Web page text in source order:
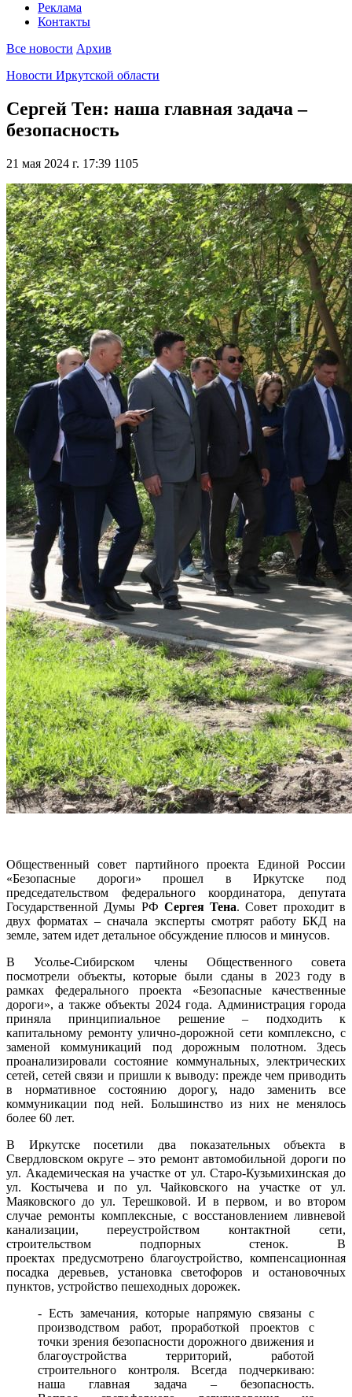
Реклама
Контакты
Все новости Архив
Новости Иркутской области
Сергей Тен: наша главная задача –
безопасность
21 мая 2024 г. 17:39 1105
Общественный совет партийного проекта Единой России
«Безопасные дороги» прошел в Иркутске под
председательством федерального координатора, депутата
Государственной Думы РФ Сергея Тена. Совет проходит в
двух форматах – сначала эксперты смотрят работу БКД на
земле, затем идет детальное обсуждение плюсов и минусов.
В Усолье-Сибирском члены Общественного совета
посмотрели объекты, которые были сданы в 2023 году в
рамках федерального проекта «Безопасные качественные
дороги», а также объекты 2024 года. Администрация города
приняла принципиальное решение – подходить к
капитальному ремонту улично-дорожной сети комплексно, с
заменой коммуникаций под дорожным полотном. Здесь
проанализировали состояние коммунальных, электрических
сетей, сетей связи и пришли к выводу: прежде чем приводить
в нормативное состоянию дорогу, надо заменить все
коммуникации под ней. Большинство из них не менялось
более 60 лет.
В Иркутске посетили два показательных объекта в
Свердловском округе – это ремонт автомобильной дороги по
ул. Академическая на участке от ул. Старо-Кузьмихинская до
ул. Костычева и по ул. Чайковского на участке от ул.
Маяковского до ул. Терешковой. И в первом, и во втором
случае ремонты комплексные, с восстановлением ливневой
канализации, переустройством контактной сети,
строительством подпорных стенок. В
проектах предусмотрено благоустройство, компенсационная
посадка деревьев, установка светофоров и остановочных
пунктов, устройство пешеходных дорожек.
- Есть замечания, которые напрямую связаны с
производством работ, проработкой проектов с
точки зрения безопасности дорожного движения и
благоустройства территорий, работой
строительного контроля. Всегда подчеркиваю:
наша главная задача – безопасность.